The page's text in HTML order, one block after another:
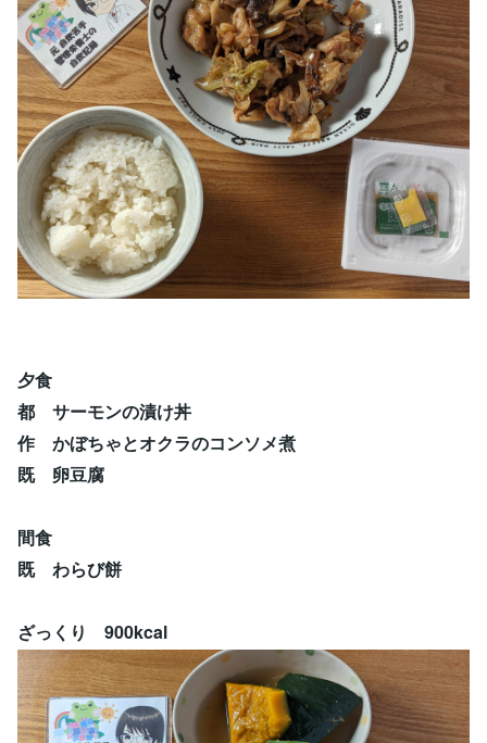
夕食
都 サーモンの漬け丼
作 かぼちゃとオクラのコンソメ煮
既 卵豆腐
間食
既 わらび餅
ざっくり 900kcal